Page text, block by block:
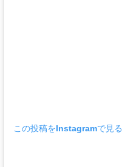
この投稿をInstagramで見る